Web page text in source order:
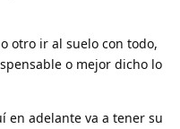
otro ir al suelo con todo,
o mejor dicho lo
en adelante va a tener su